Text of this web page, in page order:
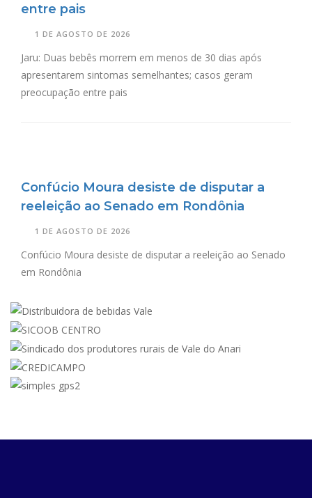
entre pais
1 DE AGOSTO DE 2026
Jaru: Duas bebês morrem em menos de 30 dias após
apresentarem sintomas semelhantes; casos geram
preocupação entre pais
Confúcio Moura desiste de disputar a
reeleição ao Senado em Rondônia
1 DE AGOSTO DE 2026
Confúcio Moura desiste de disputar a reeleição ao Senado
em Rondônia